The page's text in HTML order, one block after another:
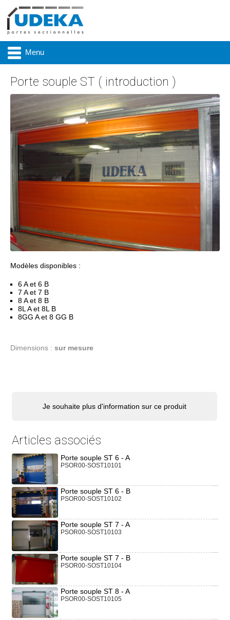
Menu
Actualité
Présentation
Produits
Réalisations
Marques
Contact & accès
Porte souple ST ( introduction )
Modèles disponibles :
6 A et 6 B
7 A et 7 B
8 A et 8 B
8L A et 8L B
8GG A et 8 GG B
Dimensions : sur mesure
Je souhaite plus d'information sur ce produit
Articles associés
Porte souple ST 6 - A
PSOR00-SOST10101
Porte souple ST 6 - B
PSOR00-SOST10102
Porte souple ST 7 - A
PSOR00-SOST10103
Porte souple ST 7 - B
PSOR00-SOST10104
Porte souple ST 8 - A
PSOR00-SOST10105